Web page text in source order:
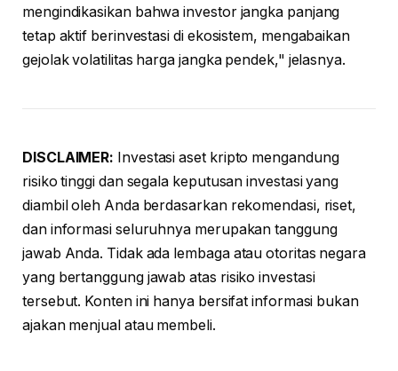
mengindikasikan bahwa investor jangka panjang
tetap aktif berinvestasi di ekosistem, mengabaikan
gejolak volatilitas harga jangka pendek," jelasnya.
DISCLAIMER: Investasi aset kripto mengandung
risiko tinggi dan segala keputusan investasi yang
diambil oleh Anda berdasarkan rekomendasi, riset,
dan informasi seluruhnya merupakan tanggung
jawab Anda. Tidak ada lembaga atau otoritas negara
yang bertanggung jawab atas risiko investasi
tersebut. Konten ini hanya bersifat informasi bukan
ajakan menjual atau membeli.